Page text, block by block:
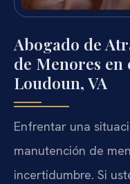
Abogado de
de Menores en
Loudoun, VA
Enfrentar una
manutención de
incertidumbre. Si